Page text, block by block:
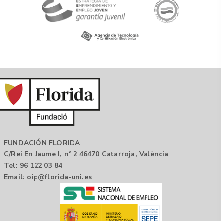
FUNDACIÓN FLORIDA
C/Rei En Jaume I, nº 2 46470 Catarroja, València
Tel: 96 122 03 84
Email: oip@florida-uni.es